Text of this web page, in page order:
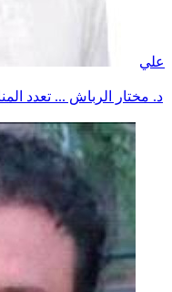
علي
د. مختار الرباش ... تعدد